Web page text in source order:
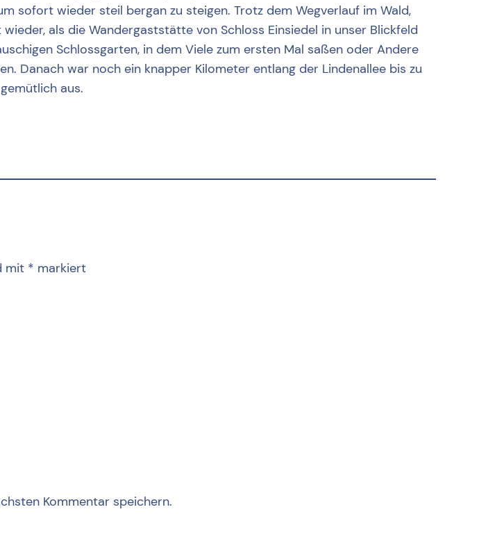
sofort wieder steil bergan zu steigen. Trotz dem Wegverlauf im Wald,
als die Wandergaststätte von Schloss Einsiedel in unser Blickfeld
Schlossgarten, in dem Viele zum ersten Mal saßen oder Andere
Danach war noch ein knapper Kilometer entlang der Lindenallee bis zu
aus.
mit * markiert
Kommentar speichern.